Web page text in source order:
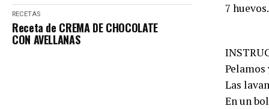
RECETAS
Receta de CREMA DE CHOCOLATE
CON AVELLANAS
7 huevos.
Pelamos
Las
En un